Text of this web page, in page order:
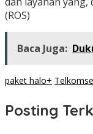
(ROS)
Baca Juga:
paket halo+
Posting